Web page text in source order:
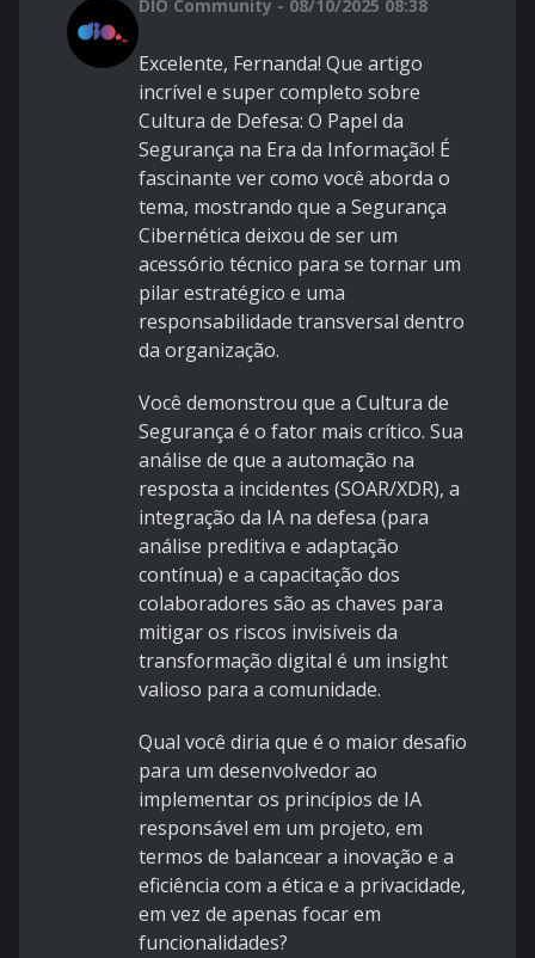
DIO Community - 08/10/2025 08:38
Excelente, Fernanda! Que artigo
incrível e super completo sobre
Cultura de Defesa: O Papel da
Segurança na Era da Informação! É
fascinante ver como você aborda o
tema, mostrando que a Segurança
Cibernética deixou de ser um
acessório técnico para se tornar um
pilar estratégico e uma
responsabilidade transversal dentro
da organização.
Você demonstrou que a Cultura de
Segurança é o fator mais crítico. Sua
análise de que a automação na
resposta a incidentes (SOAR/XDR), a
integração da IA na defesa (para
análise preditiva e adaptação
contínua) e a capacitação dos
colaboradores são as chaves para
mitigar os riscos invisíveis da
transformação digital é um insight
valioso para a comunidade.
Qual você diria que é o maior desafio
para um desenvolvedor ao
implementar os princípios de IA
responsável em um projeto, em
termos de balancear a inovação e a
eficiência com a ética e a privacidade,
em vez de apenas focar em
funcionalidades?